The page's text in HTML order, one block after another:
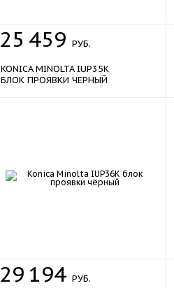
25 459 РУБ.
KONICA MINOLTA IUP35K
БЛОК ПРОЯВКИ ЧЕРНЫЙ
29 194 РУБ.